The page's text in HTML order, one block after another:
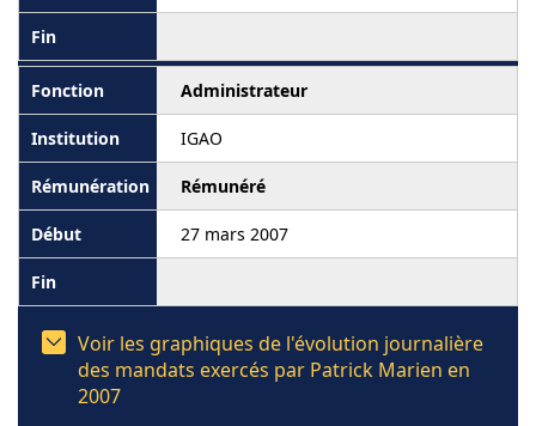
Administrateur
IGAO
Rémunéré
27 mars 2007
Voir les graphiques de l'évolution journalière
des mandats exercés par Patrick Marien en
2007